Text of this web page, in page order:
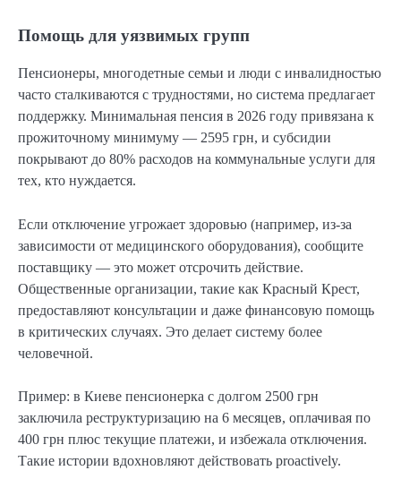
Помощь для уязвимых групп
Пенсионеры, многодетные семьи и люди с инвалидностью
часто сталкиваются с трудностями, но система предлагает
поддержку. Минимальная пенсия в 2026 году привязана к
прожиточному минимуму — 2595 грн, и субсидии
покрывают до 80% расходов на коммунальные услуги для
тех, кто нуждается.
Если отключение угрожает здоровью (например, из-за
зависимости от медицинского оборудования), сообщите
поставщику — это может отсрочить действие.
Общественные организации, такие как Красный Крест,
предоставляют консультации и даже финансовую помощь
в критических случаях. Это делает систему более
человечной.
Пример: в Киеве пенсионерка с долгом 2500 грн
заключила реструктуризацию на 6 месяцев, оплачивая по
400 грн плюс текущие платежи, и избежала отключения.
Такие истории вдохновляют действовать proactively.